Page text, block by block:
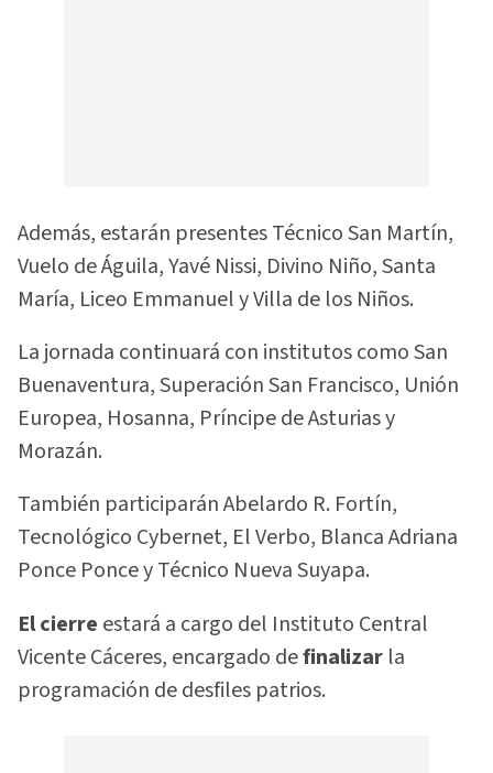
Además, estarán presentes Técnico San Martín,
Vuelo de Águila, Yavé Nissi, Divino Niño, Santa
María, Liceo Emmanuel y Villa de los Niños.
La jornada continuará con institutos como San
Buenaventura, Superación San Francisco, Unión
Europea, Hosanna, Príncipe de Asturias y
Morazán.
También participarán Abelardo R. Fortín,
Tecnológico Cybernet, El Verbo, Blanca Adriana
Ponce Ponce y Técnico Nueva Suyapa.
El cierre estará a cargo del Instituto Central
Vicente Cáceres, encargado definalizar la
programación de desfiles patrios.